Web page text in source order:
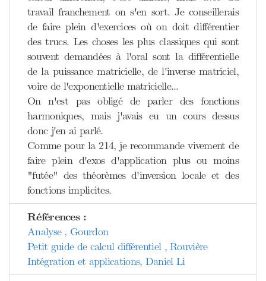
travail franchement on s'en sort. Je conseillerais
de faire plein d'exercices où on doit différentier
des trucs. Les choses les plus classiques qui sont
souvent demandées à l'oral sont la différentielle
de la puissance matricielle, de l'inverse matriciel,
voire de l'exponentielle matricielle...
On n'est pas obligé de parler des fonctions
harmoniques, mais j'avais eu un cours dessus
donc j'en ai parlé.
Comme pour la 214, je recommande vivement de
faire plein d'exos d'application plus ou moins
"futée" des théorèmes d'inversion locale et des
fonctions implicites.
Références :
Analyse , Gourdon
Petit guide de calcul différentiel , Rouvière
Intégration et applications, Daniel Li